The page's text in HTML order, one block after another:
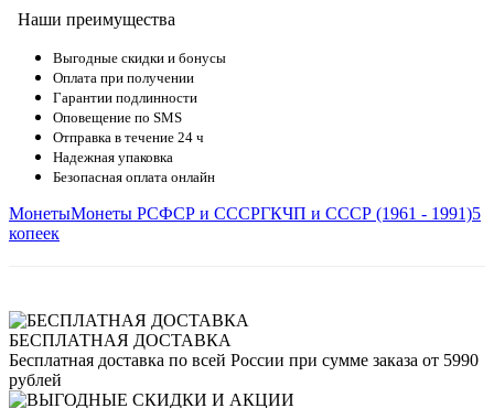
Наши преимущества
Выгодные скидки и бонусы
Оплата при получении
Гарантии подлинности
Оповещение по SMS
Отправка в течение 24 ч
Надежная упаковка
Безопасная оплата онлайн
МонетыМонеты РСФСР и СССРГКЧП и СССР (1961 - 1991)5
копеек
БЕСПЛАТНАЯ ДОСТАВКА
Бесплатная доставка по всей России при сумме заказа от 5990
рублей